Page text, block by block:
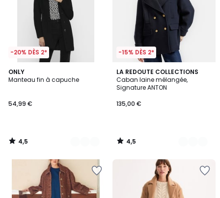
-20% DÈS 2*
ONLY
Manteau fin à capuche
54,99 €
4,5
/ 5
2
Couleurs
4,5
/
-15% DÈS 2*
LA REDOUTE COLLECTIONS
Caban laine mélangée,
Signature ANTON
135,00 €
4,5
/ 5
2
Couleurs
4,5
/